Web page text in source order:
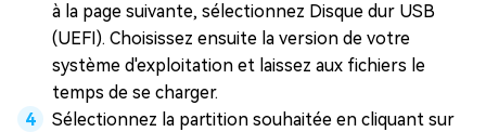
à la page suivante, sélectionnez Disque dur USB
(UEFI). Choisissez ensuite la version de votre
système d'exploitation et laissez aux fichiers le
temps de se charger.
Sélectionnez la partition souhaitée en cliquant sur